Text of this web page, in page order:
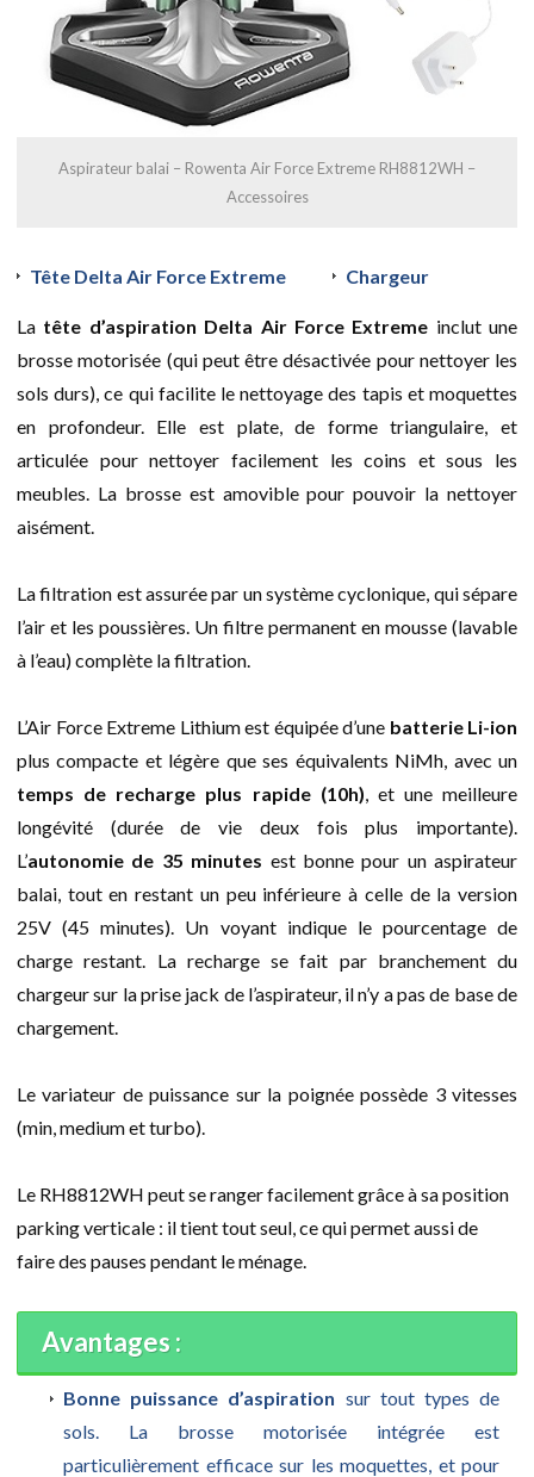
Aspirateur balai – Rowenta Air Force Extreme RH8812WH –
Accessoires
Tête Delta Air Force Extreme Chargeur
La tête d’aspiration Delta Air Force Extreme inclut une
brosse motorisée (qui peut être désactivée pour nettoyer les
sols durs), ce qui facilite le nettoyage des tapis et moquettes
en profondeur. Elle est plate, de forme triangulaire, et
articulée pour nettoyer facilement les coins et sous les
meubles. La brosse est amovible pour pouvoir la nettoyer
aisément.
La filtration est assurée par un système cyclonique, qui sépare
l’air et les poussières. Un filtre permanent en mousse (lavable
à l’eau) complète la filtration.
L’Air Force Extreme Lithium est équipée d’une batterie Li-ion
plus compacte et légère que ses équivalents NiMh, avec un
temps de recharge plus rapide (10h) , et une meilleure
longévité (durée de vie deux fois plus importante).
L’autonomie de 35 minutes est bonne pour un aspirateur
balai, tout en restant un peu inférieure à celle de la version
25V (45 minutes). Un voyant indique le pourcentage de
charge restant. La recharge se fait par branchement du
chargeur sur la prise jack de l’aspirateur, il n’y a pas de base de
chargement.
Le variateur de puissance sur la poignée possède 3 vitesses
(min, medium et turbo).
Le RH8812WH peut se ranger facilement grâce à sa position
parking verticale : il tient tout seul, ce qui permet aussi de
faire des pauses pendant le ménage.
Avantages :
Bonne puissance d’aspiration sur tout types de
sols. La brosse motorisée intégrée est
particulièrement efficace sur les moquettes, et pour